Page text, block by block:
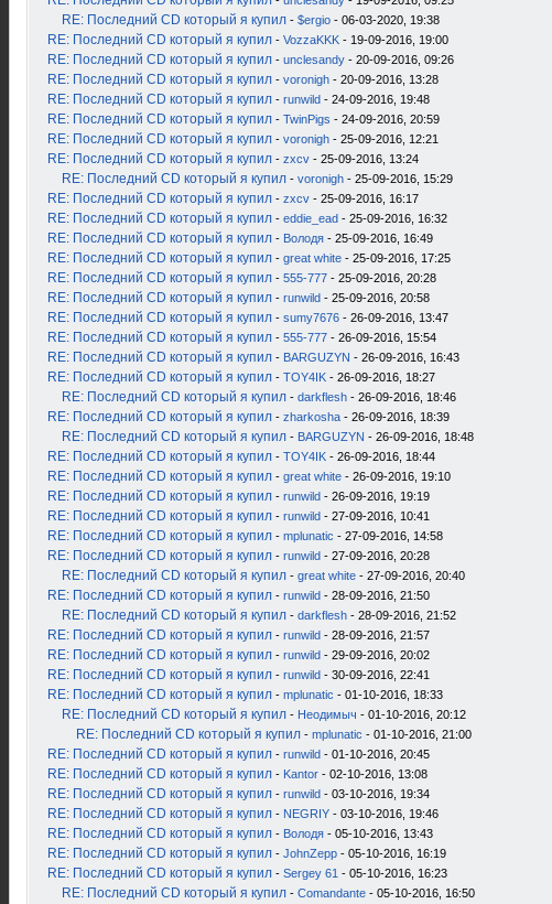
RE: Последний CD который я купил - $ergio - 06-03-2020, 19:38
RE: Последний CD который я купил - VozzaKKK - 19-09-2016, 19:00
RE: Последний CD который я купил - unclesandy - 20-09-2016, 09:26
RE: Последний CD который я купил - voronigh - 20-09-2016, 13:28
RE: Последний CD который я купил - runwild - 24-09-2016, 19:48
RE: Последний CD который я купил - TwinPigs - 24-09-2016, 20:59
RE: Последний CD который я купил - voronigh - 25-09-2016, 12:21
RE: Последний CD который я купил - zxcv - 25-09-2016, 13:24
RE: Последний CD который я купил - voronigh - 25-09-2016, 15:29
RE: Последний CD который я купил - zxcv - 25-09-2016, 16:17
RE: Последний CD который я купил - eddie_ead - 25-09-2016, 16:32
RE: Последний CD который я купил - Володя - 25-09-2016, 16:49
RE: Последний CD который я купил - great white - 25-09-2016, 17:25
RE: Последний CD который я купил - 555-777 - 25-09-2016, 20:28
RE: Последний CD который я купил - runwild - 25-09-2016, 20:58
RE: Последний CD который я купил - sumy7676 - 26-09-2016, 13:47
RE: Последний CD который я купил - 555-777 - 26-09-2016, 15:54
RE: Последний CD который я купил - BARGUZYN - 26-09-2016, 16:43
RE: Последний CD который я купил - TOY4IK - 26-09-2016, 18:27
RE: Последний CD который я купил - darkflesh - 26-09-2016, 18:46
RE: Последний CD который я купил - zharkosha - 26-09-2016, 18:39
RE: Последний CD который я купил - BARGUZYN - 26-09-2016, 18:48
RE: Последний CD который я купил - TOY4IK - 26-09-2016, 18:44
RE: Последний CD который я купил - great white - 26-09-2016, 19:10
RE: Последний CD который я купил - runwild - 26-09-2016, 19:19
RE: Последний CD который я купил - runwild - 27-09-2016, 10:41
RE: Последний CD который я купил - mplunatic - 27-09-2016, 14:58
RE: Последний CD который я купил - runwild - 27-09-2016, 20:28
RE: Последний CD который я купил - great white - 27-09-2016, 20:40
RE: Последний CD который я купил - runwild - 28-09-2016, 21:50
RE: Последний CD который я купил - darkflesh - 28-09-2016, 21:52
RE: Последний CD который я купил - runwild - 28-09-2016, 21:57
RE: Последний CD который я купил - runwild - 29-09-2016, 20:02
RE: Последний CD который я купил - runwild - 30-09-2016, 22:41
RE: Последний CD который я купил - mplunatic - 01-10-2016, 18:33
RE: Последний CD который я купил - Неодимыч - 01-10-2016, 20:12
RE: Последний CD который я купил - mplunatic - 01-10-2016, 21:00
RE: Последний CD который я купил - runwild - 01-10-2016, 20:45
RE: Последний CD который я купил - Kantor - 02-10-2016, 13:08
RE: Последний CD который я купил - runwild - 03-10-2016, 19:34
RE: Последний CD который я купил - NEGRIY - 03-10-2016, 19:46
RE: Последний CD который я купил - Володя - 05-10-2016, 13:43
RE: Последний CD который я купил - JohnZepp - 05-10-2016, 16:19
RE: Последний CD который я купил - Sergey 61 - 05-10-2016, 16:23
RE: Последний CD который я купил - Comandante - 05-10-2016, 16:50